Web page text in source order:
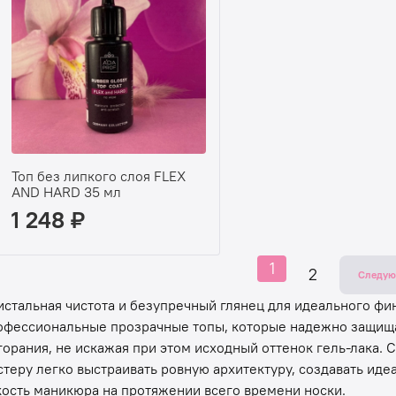
Топ без липкого слоя FLEX
AND HARD 35 мл
1 248 ₽
1 2
чистота и безупречный глянец для идеального
прозрачные топы, которые надежно
не искажая при этом исходный оттенок гель-лака.
легко выстраивать ровную архитектуру, создавать
маникюра на протяжении всего времени носки.